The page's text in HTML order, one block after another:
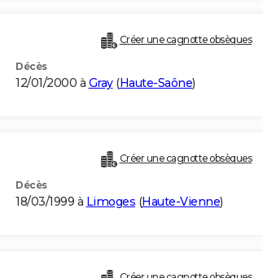
Créer une cagnotte obsèques
Décès
12/01/2000 à Gray(Haute-Saône)
Créer une cagnotte obsèques
Décès
18/03/1999 à Limoges (Haute-Vienne)